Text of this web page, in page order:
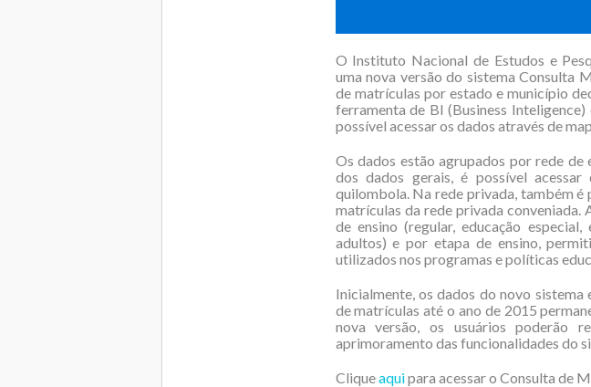
O Instituto Nacional de Estudos e
uma nova versão do sistema Consulta
de matrículas por estado e município
ferramenta de BI (Business
possível acessar os dados através de
Os dados estão agrupados por rede
dos dados gerais, é possível
quilombola. Na rede privada, também é
matrículas da rede privada conveniada.
de ensino (regular, educação
adultos) e por etapa de ensino,
utilizados nos programas e políticas
Inicialmente, os dados do novo
de matrículas até o ano de 2015
nova versão, os usuários poderão
aprimoramento das funcionalidades do
Cliqueaquipara acessar o Consulta de